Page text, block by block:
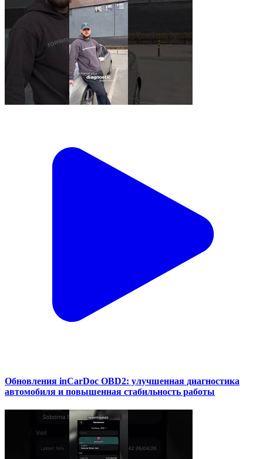
Обновления inCarDoc OBD2: улучшенная диагностика
автомобиля и повышенная стабильность работы